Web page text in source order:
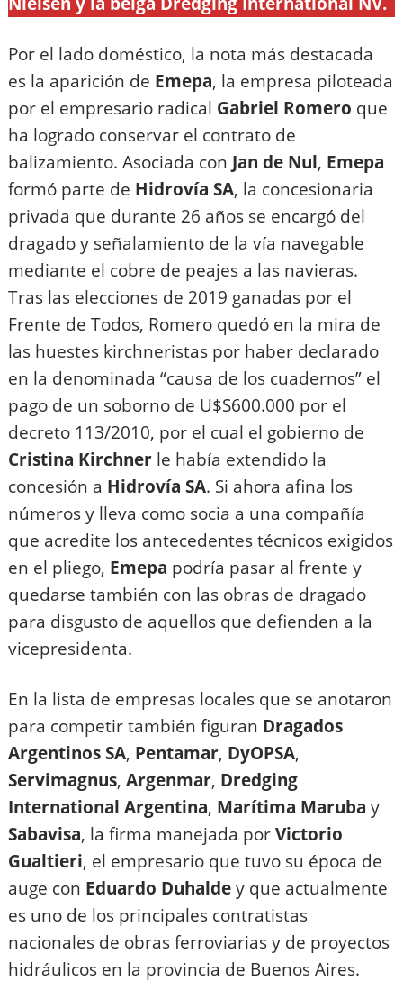
Por el lado doméstico, la nota más destacada
es la aparición de Emepa, la empresa piloteada
por el empresario radical Gabriel Romero que
ha logrado conservar el contrato de
balizamiento. Asociada con Jan de Nul, Emepa
formó parte de Hidrovía SA, la concesionaria
privada que durante 26 años se encargó del
dragado y señalamiento de la vía navegable
mediante el cobre de peajes a las navieras.
Tras las elecciones de 2019 ganadas por el
Frente de Todos, Romero quedó en la mira de
las huestes kirchneristas por haber declarado
en la denominada “causa de los cuadernos” el
pago de un soborno de U$S600.000 por el
decreto 113/2010, por el cual el gobierno de
Cristina Kirchner le había extendido la
concesión a Hidrovía SA. Si ahora afina los
números y lleva como socia a una compañía
que acredite los antecedentes técnicos exigidos
en el pliego, Emepa podría pasar al frente y
quedarse también con las obras de dragado
para disgusto de aquellos que defienden a la
vicepresidenta.
En la lista de empresas locales que se anotaron
para competir también figuran Dragados
Argentinos SA, Pentamar, DyOPSA,
Servimagnus,Argenmar, Dredging
International Argentina, Marítima Marubay
Sabavisa, la firma manejada porVictorio
Gualtieri, el empresario que tuvo su época de
auge con Eduardo Duhaldey que actualmente
es uno de los principales contratistas
nacionales de obras ferroviarias y de proyectos
hidráulicos en la provincia de Buenos Aires.